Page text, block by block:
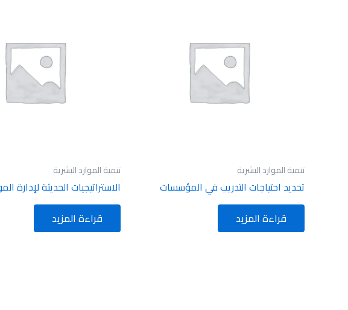
تنمية الموارد البشرية
تحديد احتياجات التدريب في المؤسسات
قراءة المزيد
تنمية الموارد البشرية
الاستراتيجيات الحديثة لإدارة
قراءة المزيد